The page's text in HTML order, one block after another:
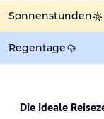
Sonnenstunden
Regentage
Die ideale